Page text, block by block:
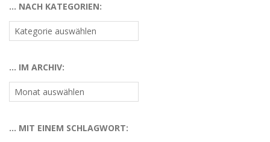
… NACH KATEGORIEN:
…
nach
… IM ARCHIV:
…
im
… MIT EINEM SCHLAGWORT: